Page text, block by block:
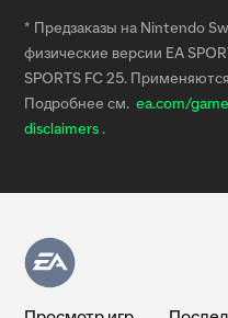
* Предзаказы на Nintendo
физические версии EA
SPORTS FC 25.
Подробнее см. ea.com/
disclaimers .